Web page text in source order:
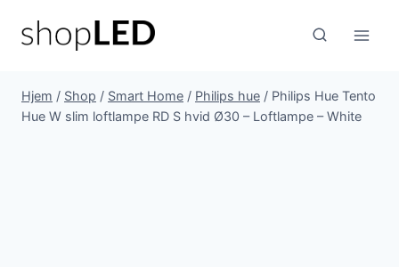
Hjem / Shop / Smart Home / Philips hue / Philips Hue Tento
Hue W slim loftlampe RD S hvid Ø30 – Loftlampe – White